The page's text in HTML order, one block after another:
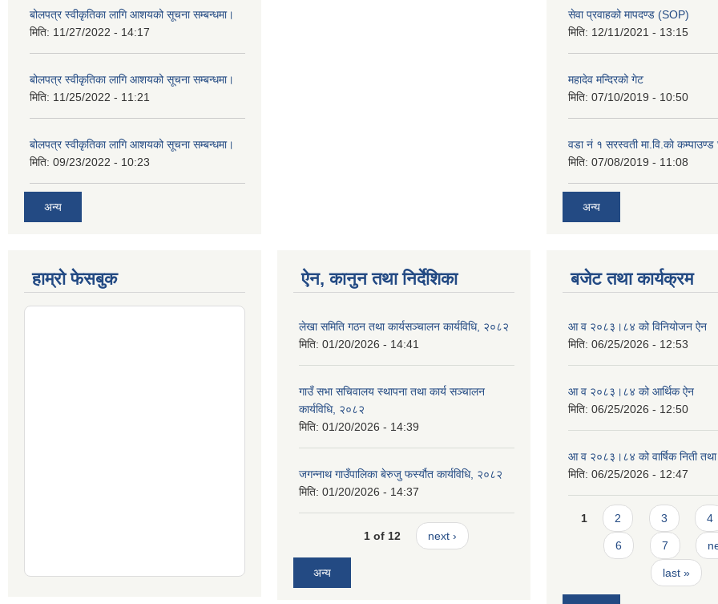
बोलपत्र स्वीकृतिका लागि आशयको सूचना सम्बन्धमा।
मिति: 11/27/2022 - 14:17
बोलपत्र स्वीकृतिका लागि आशयको सूचना सम्बन्धमा।
मिति: 11/25/2022 - 11:21
बोलपत्र स्वीकृतिका लागि आशयको सूचना सम्बन्धमा।
मिति: 09/23/2022 - 10:23
अन्य
सेवा प्रवाहको मापदण्ड (SOP)
मिति: 12/11/2021 - 13:15
महादेव मन्दिरको गेट
मिति: 07/10/2019 - 10:50
वडा नं १ सरस्वती मा.वि.काे कम्पाउण्ड
मिति: 07/08/2019 - 11:08
अन्य
हाम्रो फेसबुक ऐन, कानुन तथा निर्देशिका
लेखा समिति गठन तथा कार्यसञ्चालन कार्यविधि, २०८२
मिति: 01/20/2026 - 14:41
गाउँ सभा सचिवालय स्थापना तथा कार्य सञ्चालन
कार्यविधि, २०८२
मिति: 01/20/2026 - 14:39
जगन्नाथ गाउँपालिका बेरुजु फर्स्यौत कार्यविधि, २०८२
मिति: 01/20/2026 - 14:37
1 of 12 next ›
अन्य
बजेट तथा कार्यक्रम
आ व २०८३।८४ को विनियोजन ऐन
मिति: 06/25/2026 - 12:53
आ व २०८३।८४ को आर्थिक ऐन
मिति: 06/25/2026 - 12:50
आ व २०८३।८४ को वार्षिक निती तथा
मिति: 06/25/2026 - 12:47
Pages
1 2 3 4
6 7
last »